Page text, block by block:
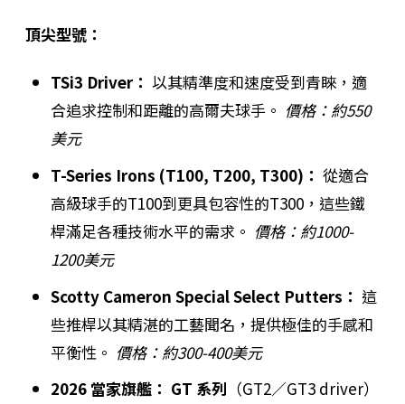
頂尖型號：
TSi3 Driver： 以其精準度和速度受到青睞，適
合追求控制和距離的高爾夫球手。 價格：約550
美元
T-Series Irons (T100, T200, T300)： 從適合
高級球手的T100到更具包容性的T300，這些鐵
桿滿足各種技術水平的需求。 價格：約1000-
1200美元
Scotty Cameron Special Select Putters： 這
些推桿以其精湛的工藝聞名，提供極佳的手感和
平衡性。 價格：約300-400美元
2026 當家旗艦： GT 系列 （GT2／GT3 driver）